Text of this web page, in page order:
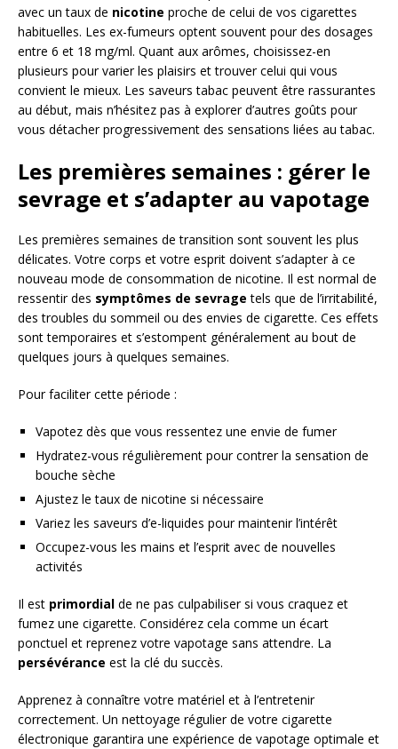
avec un taux de nicotine proche de celui de vos cigarettes
habituelles. Les ex-fumeurs optent souvent pour des dosages
entre 6 et 18 mg/ml. Quant aux arômes, choisissez-en
plusieurs pour varier les plaisirs et trouver celui qui vous
convient le mieux. Les saveurs tabac peuvent être rassurantes
au début, mais n’hésitez pas à explorer d’autres goûts pour
vous détacher progressivement des sensations liées au tabac.
Les premières semaines : gérer le
sevrage et s’adapter au vapotage
Les premières semaines de transition sont souvent les plus
délicates. Votre corps et votre esprit doivent s’adapter à ce
nouveau mode de consommation de nicotine. Il est normal de
ressentir des symptômes de sevrage tels que de l’irritabilité,
des troubles du sommeil ou des envies de cigarette. Ces effets
sont temporaires et s’estompent généralement au bout de
quelques jours à quelques semaines.
Pour faciliter cette période :
Vapotez dès que vous ressentez une envie de fumer
Hydratez-vous régulièrement pour contrer la sensation de
bouche sèche
Ajustez le taux de nicotine si nécessaire
Variez les saveurs d’e-liquides pour maintenir l’intérêt
Occupez-vous les mains et l’esprit avec de nouvelles
activités
Il est primordial de ne pas culpabiliser si vous craquez et
fumez une cigarette. Considérez cela comme un écart
ponctuel et reprenez votre vapotage sans attendre. La
persévérance est la clé du succès.
Apprenez à connaître votre matériel et à l’entretenir
correctement. Un nettoyage régulier de votre cigarette
électronique garantira une expérience de vapotage optimale et